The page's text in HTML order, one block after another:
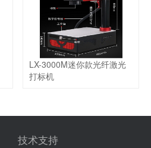
LX-3000M迷你款光纤激光
打标机
技术支持